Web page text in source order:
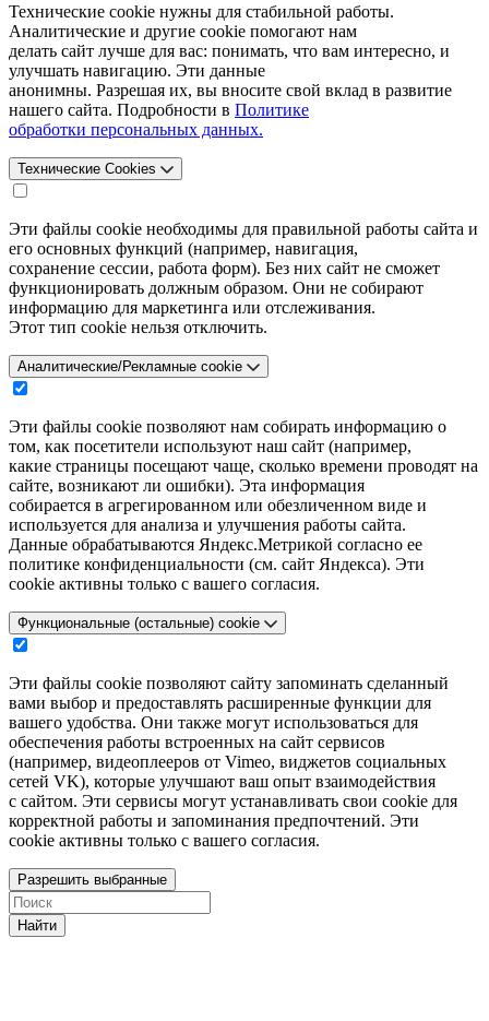
Технические cookie нужны для стабильной работы.
Аналитические и другие cookie помогают нам
делать сайт лучше для вас: понимать, что вам интересно, и
улучшать навигацию. Эти данные
анонимны. Разрешая их, вы вносите свой вклад в развитие
нашего сайта. Подробности в Политике
обработки персональных данных.
Технические Cookies
Эти файлы cookie необходимы для правильной работы сайта и
его основных функций (например, навигация,
сохранение сессии, работа форм). Без них сайт не сможет
функционировать должным образом. Они не собирают
информацию для маркетинга или отслеживания.
Этот тип cookie нельзя отключить.
Аналитические/Рекламные cookie
Эти файлы cookie позволяют нам собирать информацию о
том, как посетители используют наш сайт (например,
какие страницы посещают чаще, сколько времени проводят на
сайте, возникают ли ошибки). Эта информация
собирается в агрегированном или обезличенном виде и
используется для анализа и улучшения работы сайта.
Данные обрабатываются Яндекс.Метрикой согласно ее
политике конфиденциальности (см. сайт Яндекса). Эти
cookie активны только с вашего согласия.
Функциональные (остальные) cookie
Эти файлы cookie позволяют сайту запоминать сделанный
вами выбор и предоставлять расширенные функции для
вашего удобства. Они также могут использоваться для
обеспечения работы встроенных на сайт сервисов
(например, видеоплееров от Vimeo, виджетов социальных
сетей VK), которые улучшают ваш опыт взаимодействия
с сайтом. Эти сервисы могут устанавливать свои cookie для
корректной работы и запоминания предпочтений. Эти
cookie активны только с вашего согласия.
Разрешить выбранные
Найти